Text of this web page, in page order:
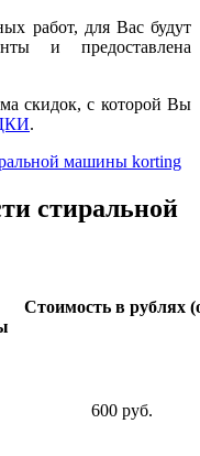
работ, для Вас будут
и предоставлена
скидок, с которой Вы
.
машины korting
стиральной
Стоимость в рублях
600 руб.